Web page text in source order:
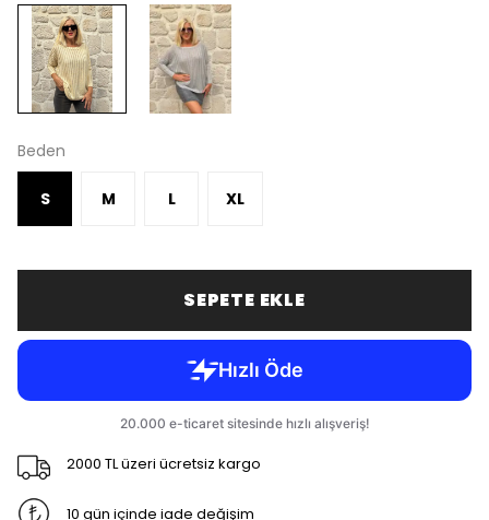
Beden
S M L XL
SEPETE EKLE
2000 TL üzeri ücretsiz kargo
10 gün içinde iade değişim